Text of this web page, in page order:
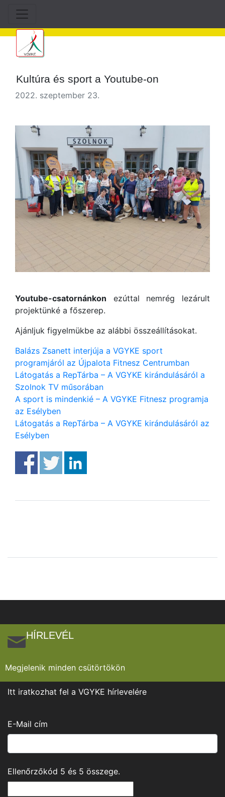
Kultúra és sport a Youtube-on
2022. szeptember 23.
Youtube-csatornánkon ezúttal nemrég lezárult
projektünké a főszerep.
Ajánljuk figyelmükbe az alábbi összeállításokat.
Balázs Zsanett interjúja a VGYKE sport
programjáról az Újpalota Fitnesz Centrumban
Látogatás a RepTárba – A VGYKE kirándulásáról a
Szolnok TV műsorában
A sport is mindenkié – A VGYKE Fitnesz programja
az Esélyben
Látogatás a RepTárba – A VGYKE kirándulásáról az
Esélyben
HÍRLEVÉL
Megjelenik minden csütörtökön
Itt iratkozhat fel a VGYKE hírlevelére
E-Mail cím
Ellenőrzőkód 5 és 5 összege.